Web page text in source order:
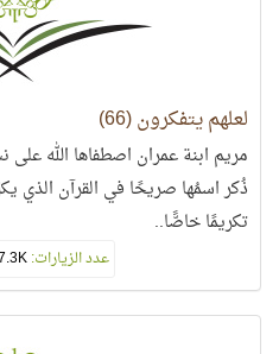
لعلهم يتفكرون (66)
مريم ابنة عمران اصطفاها الله على
ذُكر اسمُها صريحًا في القرآن الذي
تكريمًا خاصًّا..
عدد الزيارات: